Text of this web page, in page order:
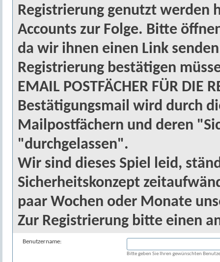
Registrierung genutzt werden
Accounts zur Folge. Bitte
da wir ihnen einen Link
Registrierung bestätigen
EMAIL POSTFÄCHER FÜR DIE
Bestätigungsmail wird durch
Mailpostfächern und deren
"durchgelassen".
Wir sind dieses Spiel leid,
Sicherheitskonzept
paar Wochen oder Monate
Zur Registrierung bitte einen
Benutzername:
Bitte geben Sie Ihren gewünschten